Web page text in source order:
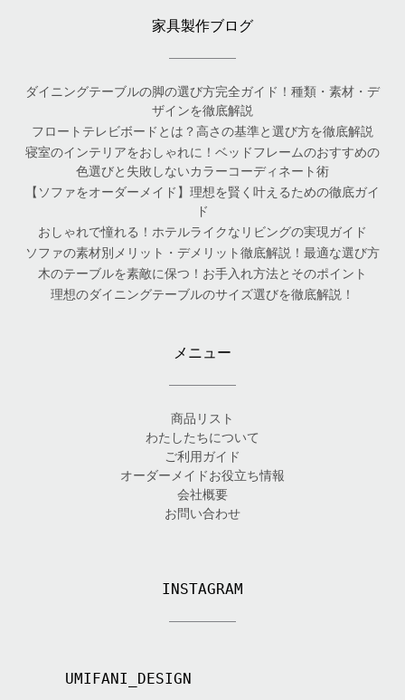
家具製作ブログ
ダイニングテーブルの脚の選び方完全ガイド！種類・素材・デ
ザインを徹底解説
フロートテレビボードとは？高さの基準と選び方を徹底解説
寝室のインテリアをおしゃれに！ベッドフレームのおすすめの
色選びと失敗しないカラーコーディネート術
【ソファをオーダーメイド】理想を賢く叶えるための徹底ガイ
ド
おしゃれで憧れる！ホテルライクなリビングの実現ガイド
ソファの素材別メリット・デメリット徹底解説！最適な選び方
木のテーブルを素敵に保つ！お手入れ方法とそのポイント
理想のダイニングテーブルのサイズ選びを徹底解説！
メニュー
商品リスト
わたしたちについて
ご利用ガイド
オーダーメイドお役立ち情報
会社概要
お問い合わせ
INSTAGRAM
UMIFANI_DESIGN